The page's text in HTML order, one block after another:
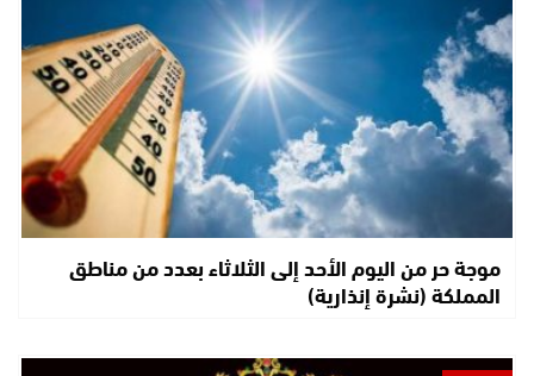
موجة حر من اليوم الأحد إلى الثلاثاء بعدد من مناطق
المملكة (نشرة إنذارية)